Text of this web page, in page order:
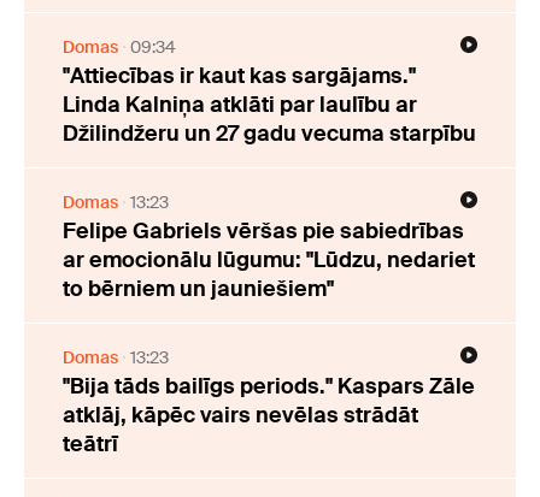
Domas 09:34
"Attiecības ir kaut kas sargājams."
Linda Kalniņa atklāti par laulību ar
Džilindžeru un 27 gadu vecuma starpību
Domas 13:23
Felipe Gabriels vēršas pie sabiedrības
ar emocionālu lūgumu: "Lūdzu, nedariet
to bērniem un jauniešiem"
Domas 13:23
"Bija tāds bailīgs periods." Kaspars Zāle
atklāj, kāpēc vairs nevēlas strādāt
teātrī